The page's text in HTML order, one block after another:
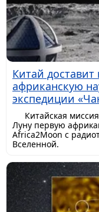
Китай
африканскую
экспедиции
Китайская
Луну первую
Africa2Moon с
Вселенной.